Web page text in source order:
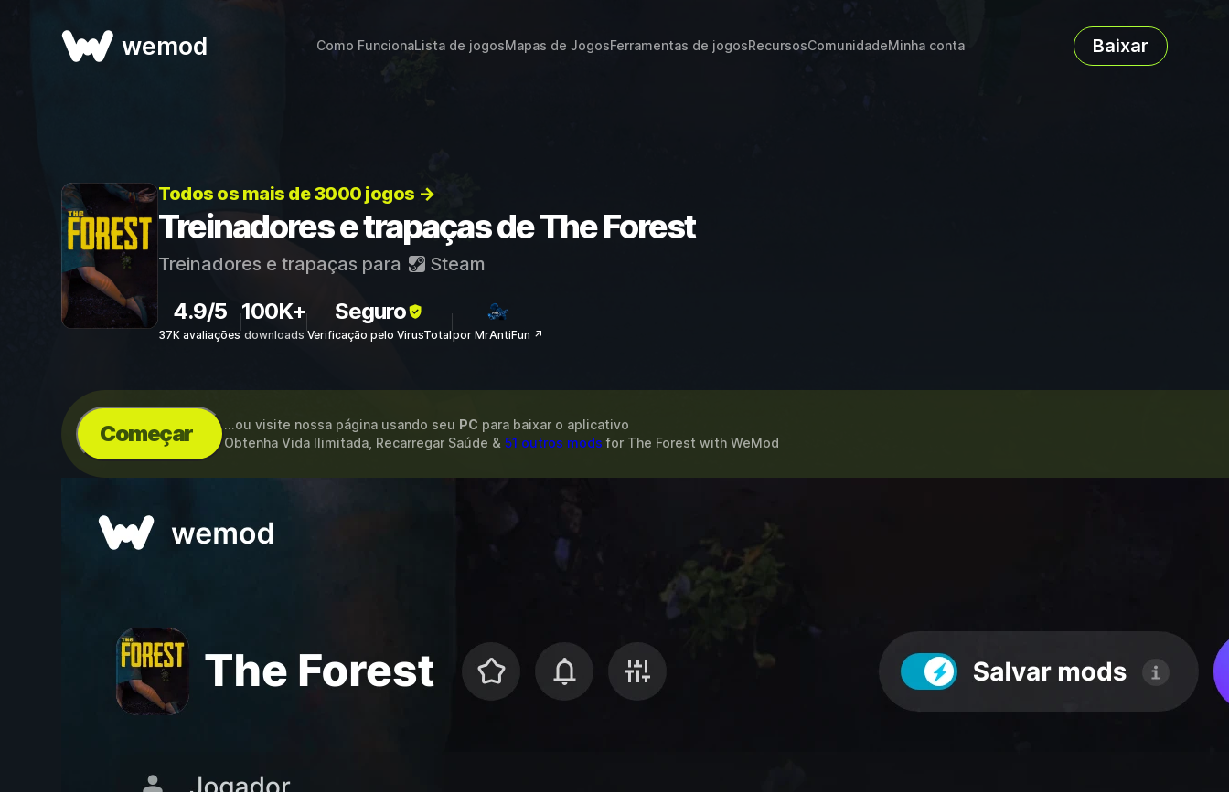
wemod Como FuncionaLista de jogosMapas de JogosFerramentas de jogosRecursosComunidadeMinha conta Baixar
Todos os mais de 3000 jogos →
Treinadores e trapaças de The Forest
Treinadores e trapaças para Steam
4.9/5
37K avaliações
100K+
downloads
Seguro
Verificação pelo VirusTotalpor MrAntiFun ↗
Começar ...ou visite nossa página usando seu PC para baixar o aplicativo
Obtenha Vida Ilimitada, Recarregar Saúde & 51 outros mods for The Forest with WeMod